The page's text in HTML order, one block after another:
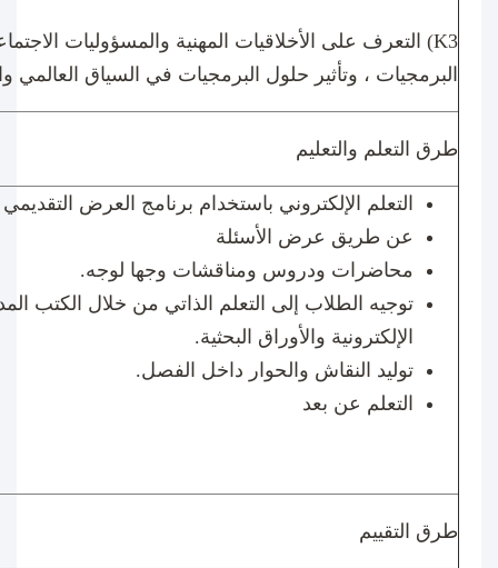
(K3 التعرف على الأخلاقيات المهنية والمسؤوليات
البرمجيات ، وتأثير حلول البرمجيات في السياق العالمي
طرق التعلم والتعليم
التعلم الإلكتروني باستخدام برنامج العرض
عن طريق عرض الأسئلة
محاضرات ودروس ومناقشات وجها لوجه.
توجيه الطلاب إلى التعلم الذاتي من خلال الكتب
الإلكترونية والأوراق البحثية.
توليد النقاش والحوار داخل الفصل.
التعلم عن بعد
طرق التقييم